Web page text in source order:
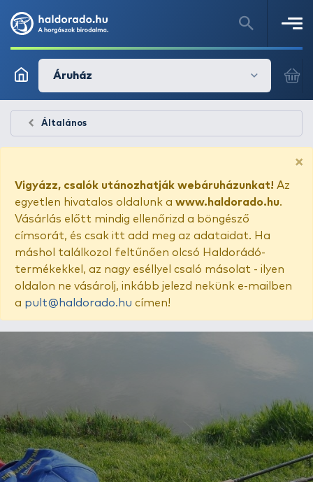
Áruház
Általános
×
Vigyázz, csalók utánozhatják webáruházunkat! Az
egyetlen hivatalos oldalunk a www.haldorado.hu.
Vásárlás előtt mindig ellenőrizd a böngésző
címsorát, és csak itt add meg az adataidat. Ha
máshol találkozol feltűnően olcsó Haldorádó-
termékekkel, az nagy eséllyel csaló másolat - ilyen
oldalon ne vásárolj, inkább jelezd nekünk e-mailben
a pult@haldorado.hu címen!